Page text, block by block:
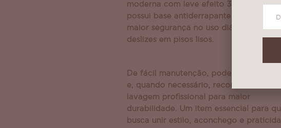
moderna com leve efeito 3D. Além
possui base antiderrapante que garante
maior segurança no uso diário,
deslizes em pisos lisos.
De fácil manutenção, pode ser lavado à
e, quando necessário, recomenda-se
lavagem profissional para maior
durabilidade. Um item essencial para
busca unir estilo, aconchego e